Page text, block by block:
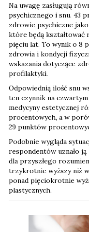
Na uwagę zasługują
psychicznego i snu. 43
zdrowie psychiczne
które będą
pięciu lat. To wynik o 8
zdrowia i kondycji
wskazania dotyczące
profilaktyki.
Odpowiednią ilość snu
ten czynnik na
medycyny estetycznej
procentowych, a w
29 punktów
Podobnie wygląda
respondentów uznało
dla przyszłego
trzykrotnie wyższy niż
ponad pięciokrotnie
plastycznych.